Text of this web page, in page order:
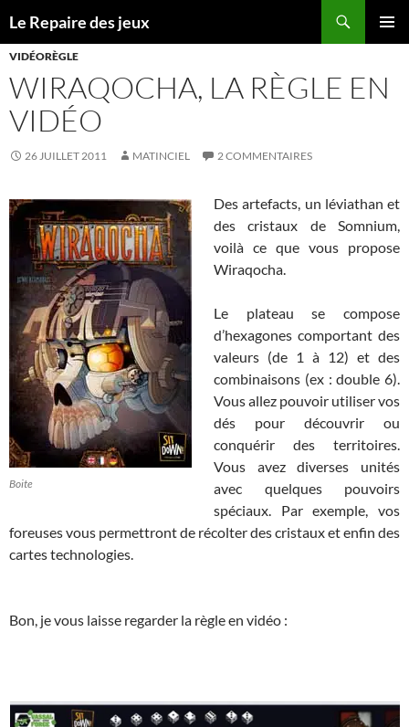
Le Repaire des jeux
AU
CONTENU
VIDÉORÈGLE
WIRAQOCHA, LA RÈGLE EN
VIDÉO
26 JUILLET 2011 MATINCIEL 2 COMMENTAIRES
Boite
Des artefacts, un léviathan et
des cristaux de Somnium,
voilà ce que vous propose
Wiraqocha.
Le plateau se compose
d’hexagones comportant des
valeurs (de 1 à 12) et des
combinaisons (ex : double 6).
Vous allez pouvoir utiliser vos
dés pour découvrir ou
conquérir des territoires.
Vous avez diverses unités
avec quelques pouvoirs
spéciaux. Par exemple, vos
foreuses vous permettront de récolter des cristaux et enfin des
cartes technologies.
Bon, je vous laisse regarder la règle en vidéo :